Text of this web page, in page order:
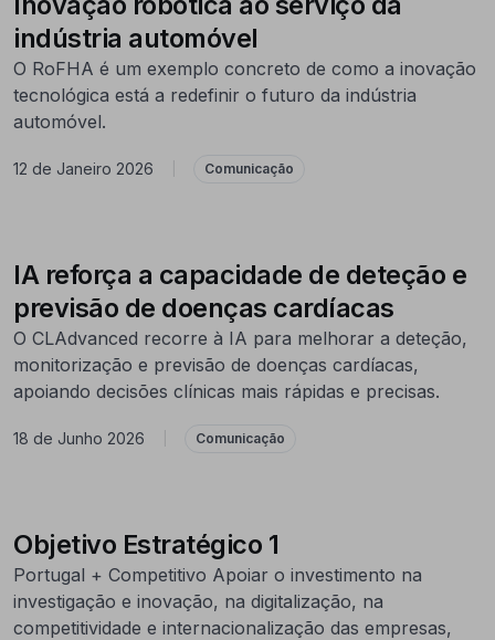
indústria automóvel
O RoFHA é um exemplo concreto de como a inovação
tecnológica está a redefinir o futuro da indústria
automóvel.
12 de Janeiro 2026 Comunicação
IA reforça a capacidade de deteção e
previsão de doenças cardíacas
O CLAdvanced recorre à IA para melhorar a deteção,
monitorização e previsão de doenças cardíacas,
apoiando decisões clínicas mais rápidas e precisas.
18 de Junho 2026 Comunicação
Objetivo Estratégico 1
Portugal + Competitivo Apoiar o investimento na
investigação e inovação, na digitalização, na
competitividade e internacionalização das empresas,